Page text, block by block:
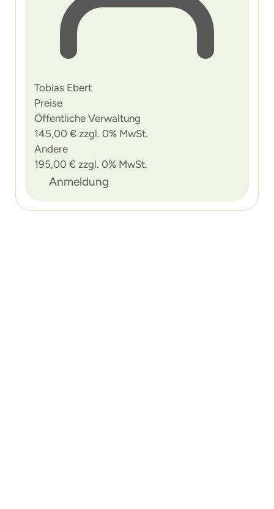
Tobias Ebert
Preise
Öffentliche Verwaltung
145,00 € zzgl. 0% MwSt.
Andere
195,00 € zzgl. 0% MwSt.
Anmeldung